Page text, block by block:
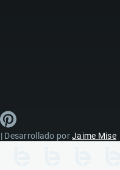
Desarrollado porJaime Mise